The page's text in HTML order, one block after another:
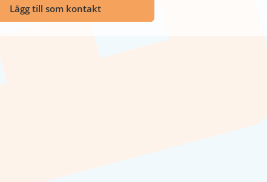
Lägg till som kontakt